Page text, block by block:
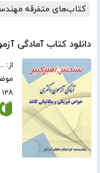
کتاب‌های متفرقه
دانلود کتاب آمادگی
از:
۱۲۸ صفحه